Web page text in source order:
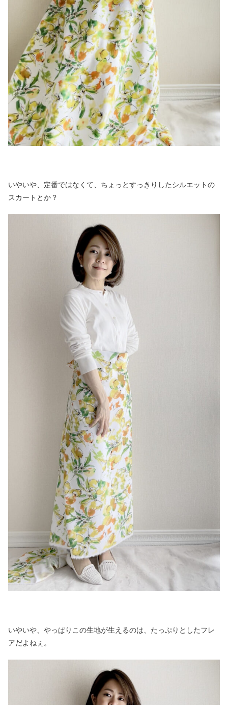
いやいや、定番ではなくて、ちょっとすっきりしたシルエットの
スカートとか？
いやいや、やっぱりこの生地が生えるのは、たっぷりとしたフレ
アだよねぇ。